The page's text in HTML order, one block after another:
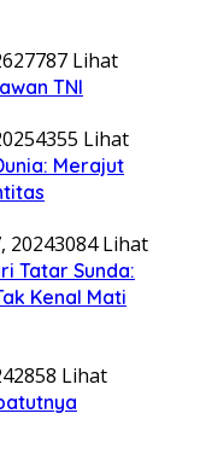
27787 Lihat
TNI
4355 Lihat
Merajut
20243084 Lihat
Tatar Sunda:
Kenal Mati
2858 Lihat